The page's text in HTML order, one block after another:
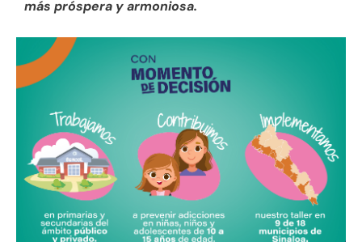
más próspera y armoniosa.